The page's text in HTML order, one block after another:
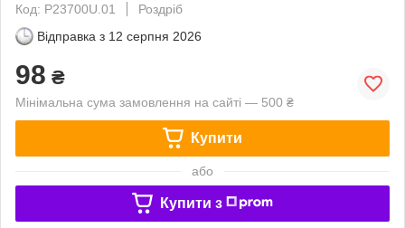
Код: P23700U.01
Роздріб
Відправка з 12 серпня 2026
98 ₴
Мінімальна сума замовлення на сайті — 500 ₴
Купити
або
Купити з